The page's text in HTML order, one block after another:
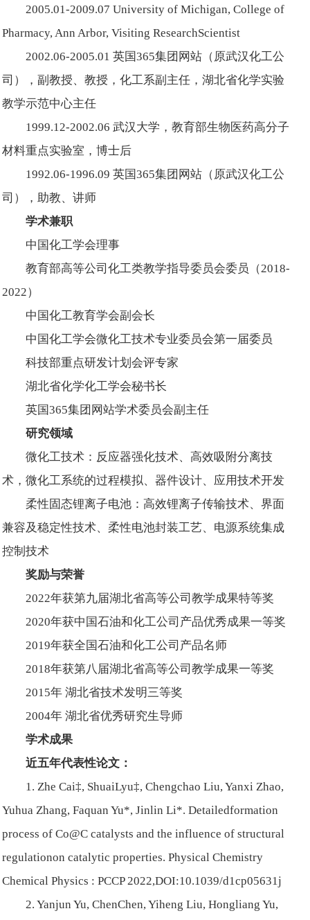
2005.01-2009.07 University of Michigan, College of
Pharmacy, Ann Arbor, Visiting ResearchScientist
2002.06-2005.01 英国365集团网站（原武汉化工公
司），副教授、教授，化工系副主任，湖北省化学实验
教学示范中心主任
1999.12-2002.06 武汉大学，教育部生物医药高分子
材料重点实验室，博士后
1992.06-1996.09 英国365集团网站（原武汉化工公
司），助教、讲师
学术兼职
中国化工学会理事
教育部高等公司化工类教学指导委员会委员（2018-
2022）
中国化工教育学会副会长
中国化工学会微化工技术专业委员会第一届委员
科技部重点研发计划会评专家
湖北省化学化工学会秘书长
英国365集团网站学术委员会副主任
研究领域
微化工技术：反应器强化技术、高效吸附分离技
术，微化工系统的过程模拟、器件设计、应用技术开发
柔性固态锂离子电池：高效锂离子传输技术、界面
兼容及稳定性技术、柔性电池封装工艺、电源系统集成
控制技术
奖励与荣誉
2022年获第九届湖北省高等公司教学成果特等奖
2020年获中国石油和化工公司产品优秀成果一等奖
2019年获全国石油和化工公司产品名师
2018年获第八届湖北省高等公司教学成果一等奖
2015年 湖北省技术发明三等奖
2004年 湖北省优秀研究生导师
学术成果
近五年代表性论文：
1. Zhe Cai‡, ShuaiLyu‡, Chengchao Liu, Yanxi Zhao,
Yuhua Zhang, Faquan Yu*, Jinlin Li*. Detailedformation
process of Co@C catalysts and the influence of structural
regulationon catalytic properties. Physical Chemistry
Chemical Physics : PCCP 2022,DOI:10.1039/d1cp05631j
2. Yanjun Yu, ChenChen, Yiheng Liu, Hongliang Yu,